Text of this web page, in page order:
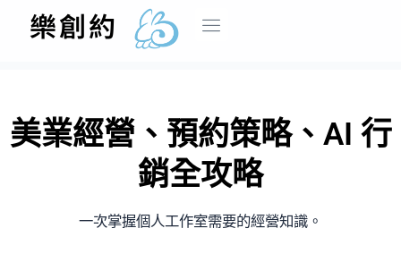
容
樂創約
美業經營、預約策略、AI 行
銷全攻略
一次掌握個人工作室需要的經營知識。